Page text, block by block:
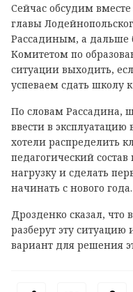
Сейчас обсудим
главы
Рассадиным, а дальше
Комитетом по
ситуации выходить,
успеваем сдать школу к
По словам Рассадина,
ввести в эксплуатацию
хотели распределить
педагогический
нагрузку и сделать
начинать с нового года.
Дрозденко сказал, что
разберут эту
вариант для решения